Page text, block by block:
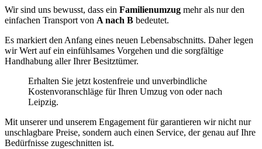
Wir sind uns bewusst, dass ein Familienumzug mehr als nur den
einfachen Transport von A nach B bedeutet.
Es markiert den Anfang eines neuen Lebensabschnitts. Daher legen
wir Wert auf ein einfühlsames Vorgehen und die sorgfältige
Handhabung aller Ihrer Besitztümer.
Erhalten Sie jetzt kostenfreie und unverbindliche
Kostenvoranschläge für Ihren Umzug von oder nach
Leipzig.
Mit unsererund unserem Engagement für garantieren wir nicht nur
unschlagbare Preise, sondern auch einen Service, der genau auf Ihre
Bedürfnisse zugeschnitten ist.